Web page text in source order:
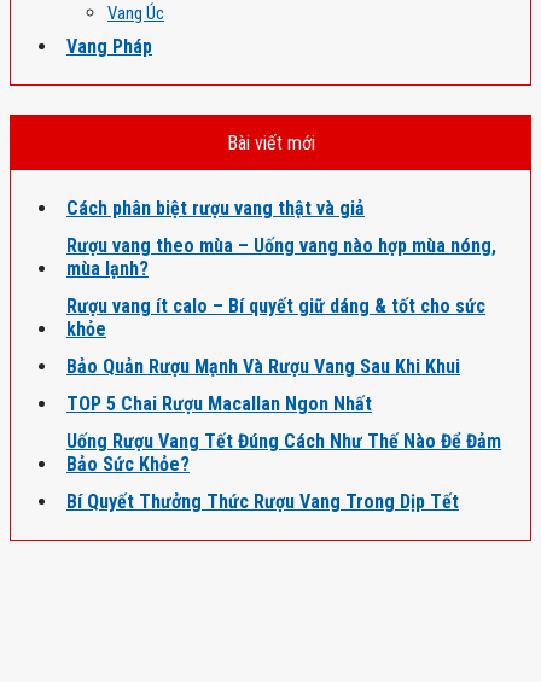
Vang Úc
Vang Pháp
Bài viết mới
Cách phân biệt rượu vang thật và giả
Rượu vang theo mùa – Uống vang nào hợp mùa nóng,
mùa lạnh?
Rượu vang ít calo – Bí quyết giữ dáng & tốt cho sức
khỏe
Bảo Quản Rượu Mạnh Và Rượu Vang Sau Khi Khui
TOP 5 Chai Rượu Macallan Ngon Nhất
Uống Rượu Vang Tết Đúng Cách Như Thế Nào Để Đảm
Bảo Sức Khỏe?
Bí Quyết Thưởng Thức Rượu Vang Trong Dịp Tết